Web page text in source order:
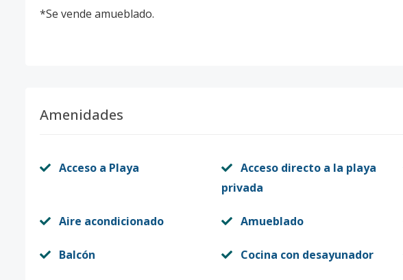
*Se vende amueblado.
Amenidades
Acceso a Playa
Acceso directo a la playa
privada
Aire acondicionado Amueblado
Balcón Cocina con desayunador